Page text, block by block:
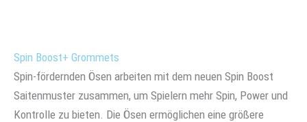
Spin Boost+ Grommets
Spin-fördernden Ösen arbeiten mit dem neuen Spin Boost
Saitenmuster zusammen, um Spielern mehr Spin, Power und
Kontrolle zu bieten. Die Ösen ermöglichen eine größere